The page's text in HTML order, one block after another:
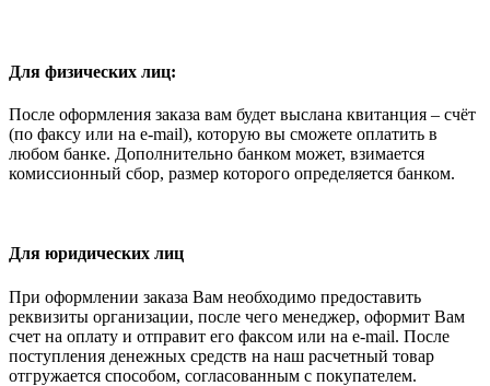
Для физических лиц:
После оформления заказа вам будет выслана квитанция – счёт
(по факсу или на e-mail), которую вы сможете оплатить в
любом банке. Дополнительно банком может, взимается
комиссионный сбор, размер которого определяется банком.
Для юридических лиц
При оформлении заказа Вам необходимо предоставить
реквизиты организации, после чего менеджер, оформит Вам
счет на оплату и отправит его факсом или на e-mail. После
поступления денежных средств на наш расчетный товар
отгружается способом, согласованным с покупателем.